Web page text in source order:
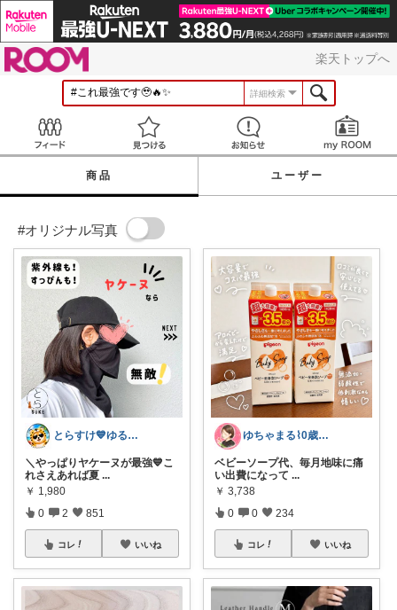
楽天トップへ
詳細検索
見つける お知らせ
商品 ユーザー
#オリジナル写真
とらすけ💙ゆるミニマリストの愛用品
＼やっぱりヤケーヌが最強💙こ
れさえあれば夏 ...
￥ 1,980
0 2 851
コレ いいね
ゆちゃまる⌇ 0歳ベビーとママ楽グッズ
ベビーソープ代、毎月地味に痛
い出費になって ...
￥ 3,738
0 0 234
コレ いいね